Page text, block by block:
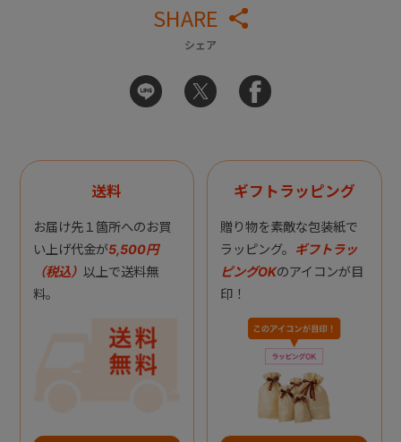
SHARE
シェア
送料
お届け先１箇所へのお買
い上げ代金が5,500円
（税込） 以上で送料無
料。
ギフトラッピング
贈り物を素敵な包装紙で
ラッピング。 ギフトラッ
ピングOKのアイコンが目
印！